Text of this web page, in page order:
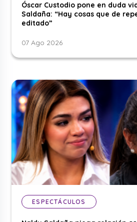
Óscar Custodio pone en duda
Saldaña: “Hay cosas que de
editado”
07 Ago 2026
ESPECTÁCULOS